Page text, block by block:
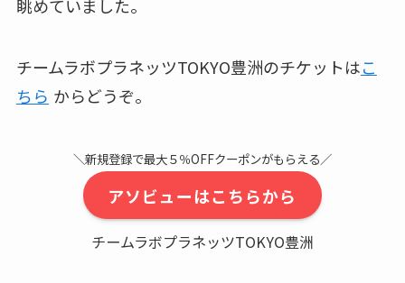
眺めていました。
チームラボプラネッツTOKYO豊洲のチケットはこ
ちら からどうぞ。
＼新規登録で最大５％OFFクーポンがもらえる／
アソビューはこちらから
チームラボプラネッツTOKYO豊洲